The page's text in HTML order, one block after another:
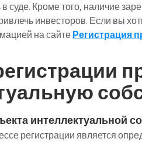
суде. Кроме того, наличие
инвесторов. Если вы
на сайтеРегистрация
интеллектуальной
регистрации является